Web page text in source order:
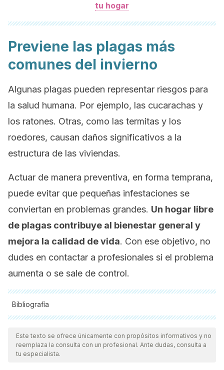
tu hogar
Previene las plagas más
comunes del invierno
Algunas plagas pueden representar riesgos para
la salud humana. Por ejemplo, las cucarachas y
los ratones. Otras, como las termitas y los
roedores, causan daños significativos a la
estructura de las viviendas.
Actuar de manera preventiva, en forma temprana,
puede evitar que pequeñas infestaciones se
conviertan en problemas grandes. Un hogar libre
de plagas contribuye al bienestar general y
mejora la calidad de vida. Con ese objetivo, no
dudes en contactar a profesionales si el problema
aumenta o se sale de control.
Bibliografía
Todas las fuentes citadas fueron revisadas a profundidad por
nuestro equipo, para asegurar su calidad, confiabilidad,
vigencia y validez.La bibliografía de este artículo fue
Este texto se ofrece únicamente con propósitos informativos y no
reemplaza la consulta con un profesional. Ante dudas, consulta a
tu especialista.